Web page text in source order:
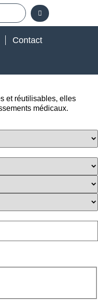
Contact
et réutilisables, elles
médicaux.